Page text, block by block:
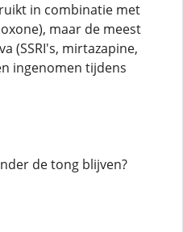
in combinatie met
maar de meest
(SSRI's, mirtazapine,
ingenomen tijdens
de tong blijven?